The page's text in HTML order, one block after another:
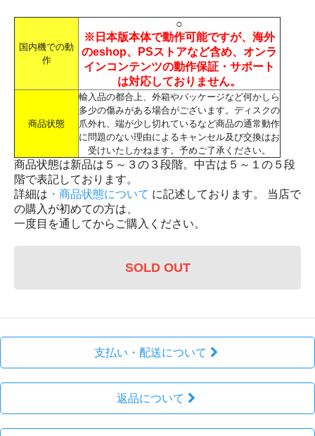
国内機での動
作
○
※日本版本体で動作可能ですが、海外
のeshop、PSストアなど含め、オンラ
インコンテンツの動作保証・サポート
は対応しておりません。
商品状態
輸入品の都合上、外箱やパッケージなど何かしら
多少の傷みがある場合がございます。ディスクの
爪外れ、端が少し切れているなど商品の通常動作
に問題のない理由によるキャンセル及び交換はお
受けいたしかねます。予めご了承ください。
商品状態は新品は５～３の３段階。中古は５～１の５段
階で表記しております。
詳細は ・商品状態について に記述しております。 当店で
の購入が初めての方は、
一度目を通してからご購入ください。
SOLD OUT
支払い・配送について
返品について